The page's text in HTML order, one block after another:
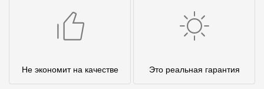
Не экономит на качестве Это реальная гарантия